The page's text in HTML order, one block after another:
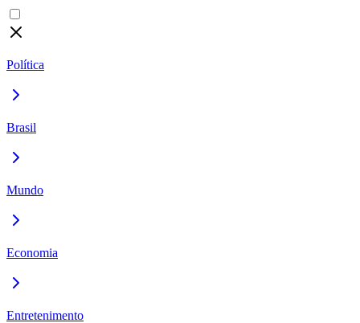
Política
Brasil
Mundo
Economia
Entretenimento